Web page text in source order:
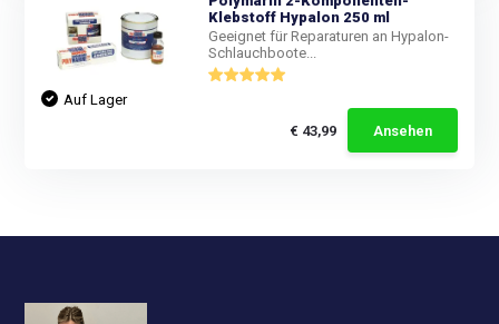
Klebstoff Hypalon 250 ml
Geeignet für Reparaturen an Hypalon-
Schlauchboote...
Auf Lager
€ 43,99
Ansehen